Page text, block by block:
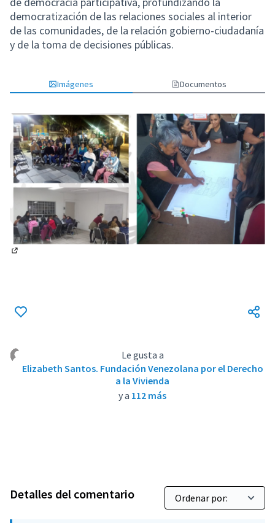
democratización de las relaciones sociales al interior
de las comunidades, de la relación gobierno-ciudadanía
y de la toma de decisiones públicas.
Imágenes Documentos
Le gusta a
Elizabeth Santos. Fundación Venezolana por el Derecho
a la Vivienda
y a
112 más
Detalles del comentario